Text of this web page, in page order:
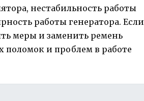
нестабильность работы
работы генератора. Если
меры и заменить ремень
поломок и проблем в работе